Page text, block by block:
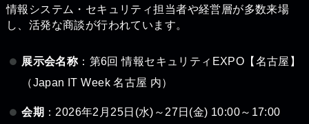
情報システム・セキュリティ担当者や経営層が多数来場
し、活発な商談が行われています。
展示会名称：第6回 情報セキュリティEXPO【名古屋】
（Japan IT Week 名古屋 内）
会期 ：2026年2月25日(水)～27日(金) 10:00～17:00